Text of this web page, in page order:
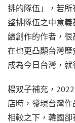
排的隊伍」，若所
整排隊伍之中意
續創作的作者，
在也更凸顯台灣
成為今日台灣，就
楊双子補充，
店時，發現台灣作
相較之下，韓國